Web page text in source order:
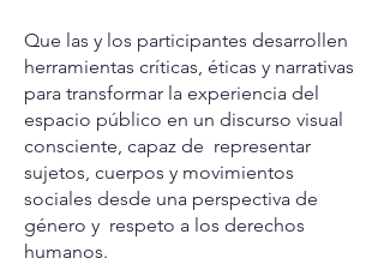
Que las y los participantes desarrollen
herramientas críticas, éticas y narrativas
para transformar la experiencia del
espacio público en un discurso visual
consciente, capaz de representar
sujetos, cuerpos y movimientos
sociales desde una perspectiva de
género y respeto a los derechos
humanos.